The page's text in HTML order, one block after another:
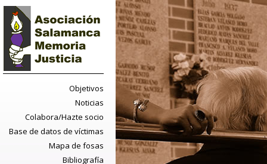
Objetivos
Noticias
Colabora/Hazte socio
Base de datos de víctimas
Mapa de fosas
Bibliografía